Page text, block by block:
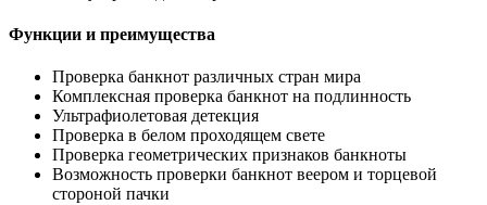
Функции и преимущества
Проверка банкнот различных стран мира
Комплексная проверка банкнот на подлинность
Ультрафиолетовая детекция
Проверка в белом проходящем свете
Проверка геометрических признаков банкноты
Возможность проверки банкнот веером и торцевой
стороной пачки